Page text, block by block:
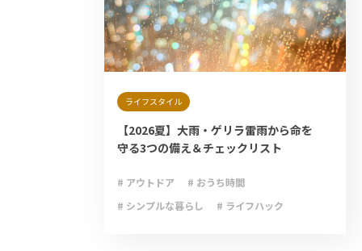
ライフスタイル
【2026夏】大雨・ゲリラ雷雨から命を
守る3つの備え＆チェックリスト
# アウトドア
# おうち時間
# シンプルな暮らし
# ライフハック